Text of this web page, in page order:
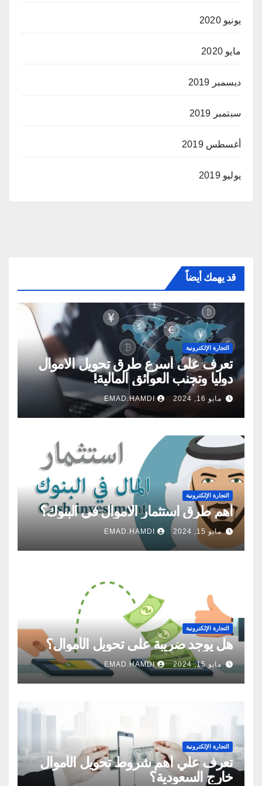
يونيو 2020
مايو 2020
ديسمبر 2019
سبتمبر 2019
أغسطس 2019
يوليو 2019
قد يهمك أيضاً
التجارة الإلكترونية
تعرف على أسرع طرق تحويل الاموال
دوليا وتجنب العوائق المالية!
مايو 16, 2024 EMAD.HAMDI
التجارة الإلكترونية
أهم طرق استثمار الاموال في البنوك؟
مايو 15, 2024 EMAD.HAMDI
التجارة الإلكترونية
هل يوجد ضريبة على تحويل الأموال؟
مايو 15, 2024 EMAD.HAMDI
التجارة الإلكترونية
تعرف علي أهم شروط تحويل الأموال
خارج السعودية؟